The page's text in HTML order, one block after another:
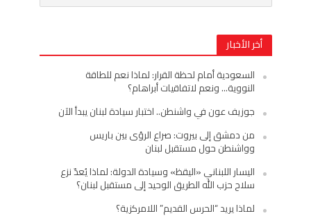
أخر الأخبار
السعودية أمام لحظة القرار: لماذا نعم للطاقة
النووية… ونعم لاتفاقيات أبراهام؟
جوزيف عون في واشنطن.. اختبار سيادة لبنان يبدأ الآن
من دمشق إلى بيروت: صراع الرؤى بين باريس
وواشنطن حول مستقبل لبنان
اليسار اللبناني «اليقظ» وسيادة الدولة: لماذا يُعدّ نزع
سلاح حزب الله الطريق الوحيد إلى مستقبل لبنان؟
لماذا يريد “الحرس القديم” اللامركزية؟